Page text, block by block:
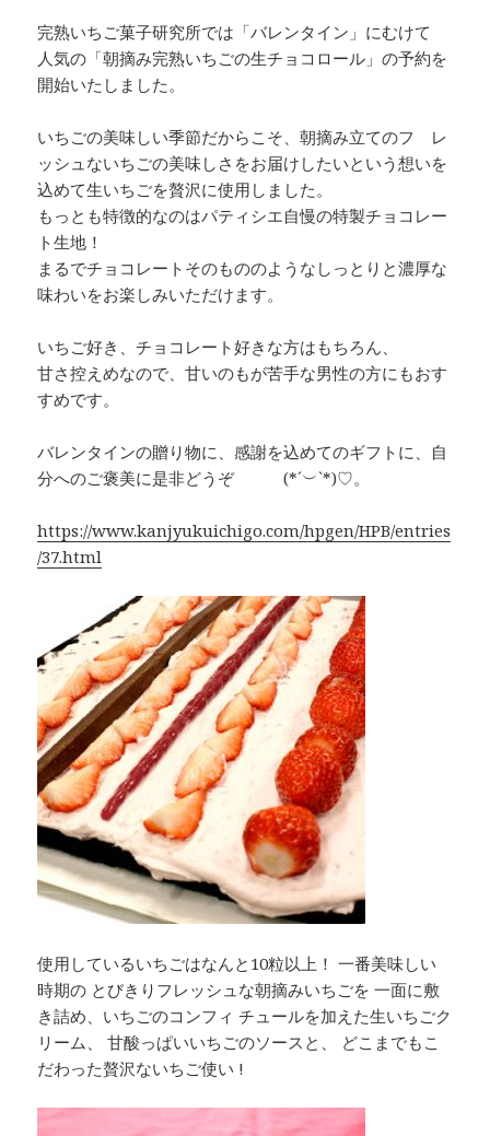
完熟いちご菓子研究所では「バレンタイン」にむけて
人気の「朝摘み完熟いちごの生チョコロール」の予約を
開始いたしました。
いちごの美味しい季節だからこそ、朝摘み立てのフ レ
ッシュないちごの美味しさをお届けしたいという想いを
込めて生いちごを贅沢に使用しました。
もっとも特徴的なのはパティシエ自慢の特製チョコレー
ト生地！
まるでチョコレートそのもののようなしっとりと濃厚な
味わいをお楽しみいただけます。
いちご好き、チョコレート好きな方はもちろん、
甘さ控えめなので、甘いのもが苦手な男性の方にもおす
すめです。
バレンタインの贈り物に、感謝を込めてのギフトに、自
分へのご褒美に是非どうぞ (*´︶`*)♡。
https://www.kanjyukuichigo.com/hpgen/HPB/entries
/37.html
使用しているいちごはなんと10粒以上！ 一番美味しい
時期の とびきりフレッシュな朝摘みいちごを 一面に敷
き詰め、いちごのコンフィ チュールを加えた生いちごク
リーム、 甘酸っぱいいちごのソースと、 どこまでもこ
だわった贅沢ないちご使い !